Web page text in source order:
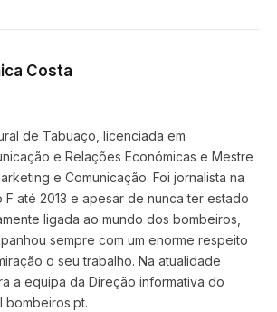
Costa
de Tabuaço, licenciada em
e Relações Económicas e Mestre
e Comunicação. Foi jornalista na
F até 2013 e apesar de nunca ter estado
ligada ao mundo dos bombeiros,
sempre com um enorme respeito
o seu trabalho. Na atualidade
a equipa da Direção informativa do
bombeiros.pt.